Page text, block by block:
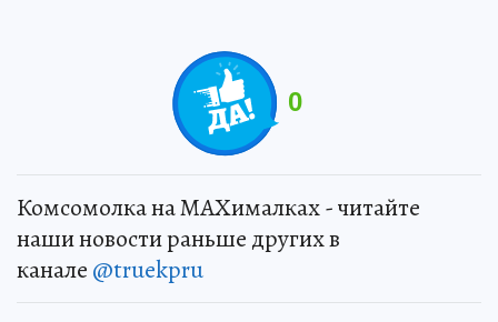
0
Комсомолка на MAXималках - читайте
наши новости раньше других в
канале @truekpru